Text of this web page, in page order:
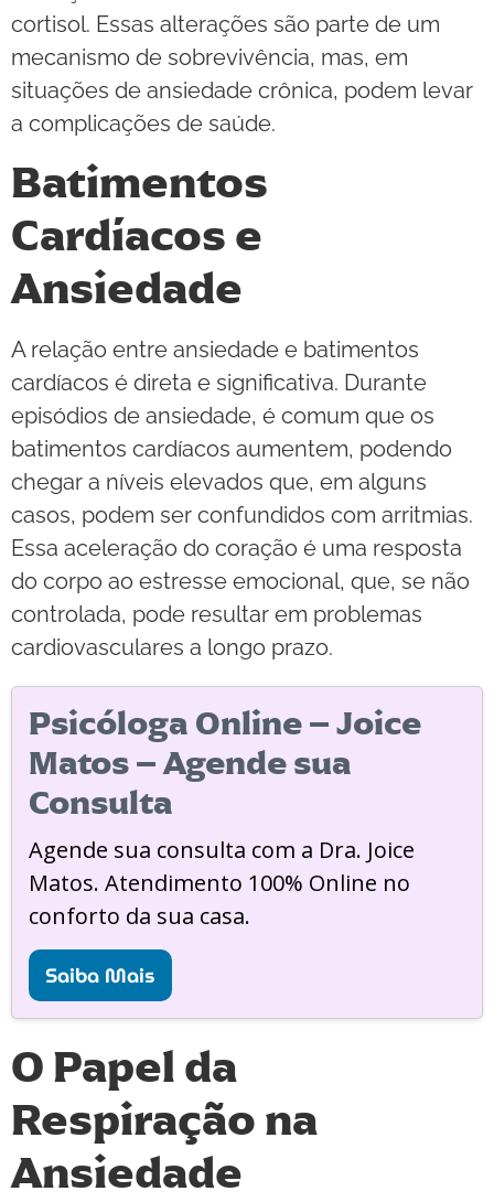
cortisol. Essas alterações são parte de um
mecanismo de sobrevivência, mas, em
situações de ansiedade crônica, podem levar
a complicações de saúde.
Batimentos
Cardíacos e
Ansiedade
A relação entre ansiedade e batimentos
cardíacos é direta e significativa. Durante
episódios de ansiedade, é comum que os
batimentos cardíacos aumentem, podendo
chegar a níveis elevados que, em alguns
casos, podem ser confundidos com arritmias.
Essa aceleração do coração é uma resposta
do corpo ao estresse emocional, que, se não
controlada, pode resultar em problemas
cardiovasculares a longo prazo.
Psicóloga Online – Joice
Matos – Agende sua
Consulta
Agende sua consulta com a Dra. Joice
Matos. Atendimento 100% Online no
conforto da sua casa.
Saiba Mais
O Papel da
Respiração na
Ansiedade